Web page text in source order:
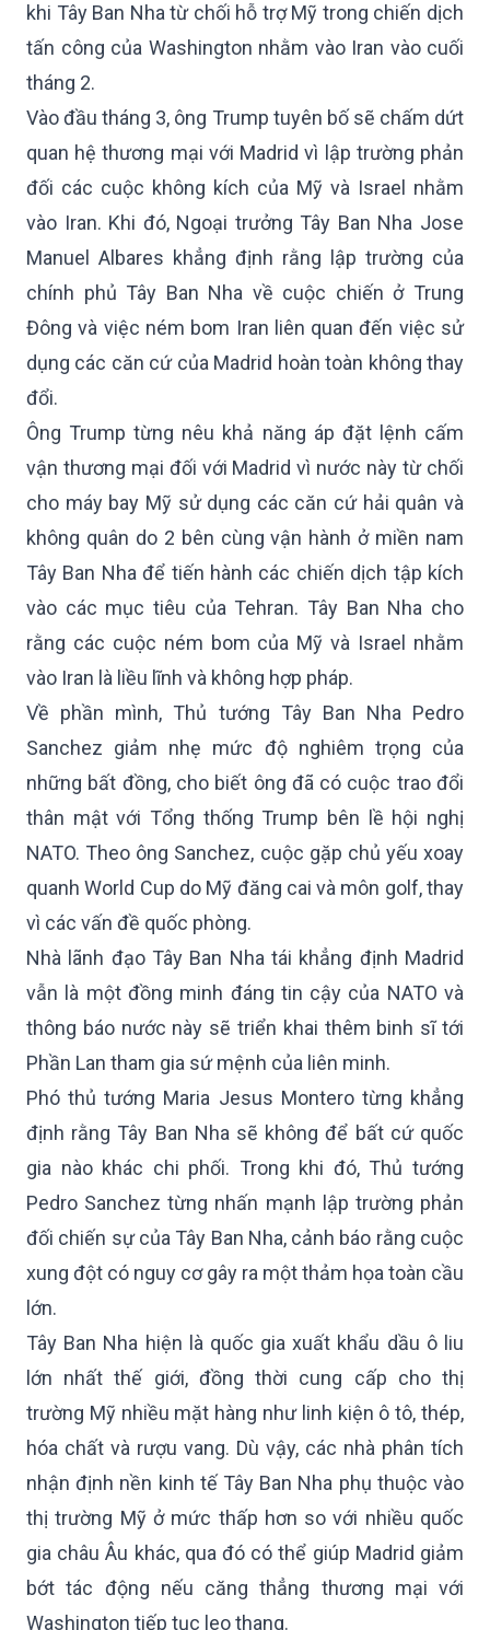
khi Tây Ban Nha từ chối hỗ trợ Mỹ trong chiến dịch
tấn công của Washington nhằm vào Iran vào cuối
tháng 2.
Vào đầu tháng 3, ông Trump tuyên bố sẽ chấm dứt
quan hệ thương mại với Madrid vì lập trường phản
đối các cuộc không kích của Mỹ và Israel nhằm
vào Iran. Khi đó, Ngoại trưởng Tây Ban Nha Jose
Manuel Albares khẳng định rằng lập trường của
chính phủ Tây Ban Nha về cuộc chiến ở Trung
Đông và việc ném bom Iran liên quan đến việc sử
dụng các căn cứ của Madrid hoàn toàn không thay
đổi.
Ông Trump từng nêu khả năng áp đặt lệnh cấm
vận thương mại đối với Madrid vì nước này từ chối
cho máy bay Mỹ sử dụng các căn cứ hải quân và
không quân do 2 bên cùng vận hành ở miền nam
Tây Ban Nha để tiến hành các chiến dịch tập kích
vào các mục tiêu của Tehran. Tây Ban Nha cho
rằng các cuộc ném bom của Mỹ và Israel nhằm
vào Iran là liều lĩnh và không hợp pháp.
Về phần mình, Thủ tướng Tây Ban Nha Pedro
Sanchez giảm nhẹ mức độ nghiêm trọng của
những bất đồng, cho biết ông đã có cuộc trao đổi
thân mật với Tổng thống Trump bên lề hội nghị
NATO. Theo ông Sanchez, cuộc gặp chủ yếu xoay
quanh World Cup do Mỹ đăng cai và môn golf, thay
vì các vấn đề quốc phòng.
Nhà lãnh đạo Tây Ban Nha tái khẳng định Madrid
vẫn là một đồng minh đáng tin cậy của NATO và
thông báo nước này sẽ triển khai thêm binh sĩ tới
Phần Lan tham gia sứ mệnh của liên minh.
Phó thủ tướng Maria Jesus Montero từng khẳng
định rằng Tây Ban Nha sẽ không để bất cứ quốc
gia nào khác chi phối. Trong khi đó, Thủ tướng
Pedro Sanchez từng nhấn mạnh lập trường phản
đối chiến sự của Tây Ban Nha, cảnh báo rằng cuộc
xung đột có nguy cơ gây ra một thảm họa toàn cầu
lớn.
Tây Ban Nha hiện là quốc gia xuất khẩu dầu ô liu
lớn nhất thế giới, đồng thời cung cấp cho thị
trường Mỹ nhiều mặt hàng như linh kiện ô tô, thép,
hóa chất và rượu vang. Dù vậy, các nhà phân tích
nhận định nền kinh tế Tây Ban Nha phụ thuộc vào
thị trường Mỹ ở mức thấp hơn so với nhiều quốc
gia châu Âu khác, qua đó có thể giúp Madrid giảm
bớt tác động nếu căng thẳng thương mại với
Washington tiếp tục leo thang.